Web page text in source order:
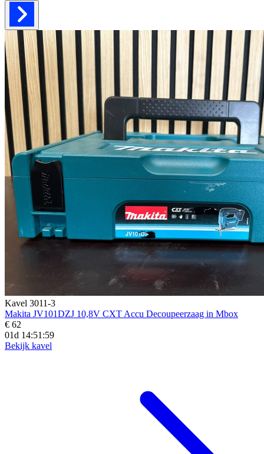
Kavel 3011-3
Makita JV101DZJ 10,8V CXT Accu Decoupeerzaag in Mbox
€ 62
01d 14:51:57
Bekijk kavel